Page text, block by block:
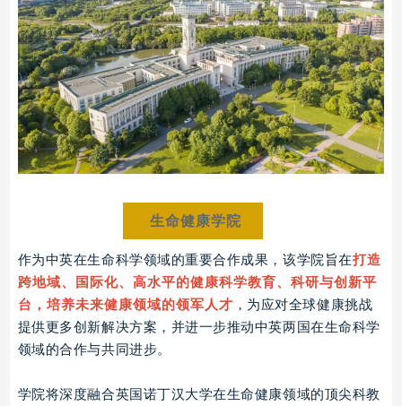
生命健康学院
作为中英在生命科学领域的重要合作成果，该学院旨在打造
跨地域、国际化、高水平的健康科学教育、科研与创新平
台，培养未来健康领域的领军人才 ，为应对全球健康挑战
提供更多创新解决方案，并进一步推动中英两国在生命科学
领域的合作与共同进步。
学院将深度融合英国诺丁汉大学在生命健康领域的顶尖科教